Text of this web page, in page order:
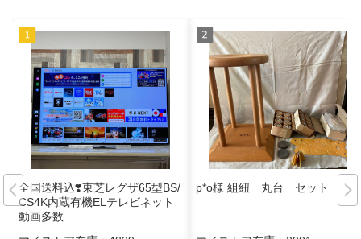
全国送料込❣️東芝レグザ65型BS/
CS4K内蔵有機ELテレビネット
動画多数
p*o様 組紐 丸台 セット